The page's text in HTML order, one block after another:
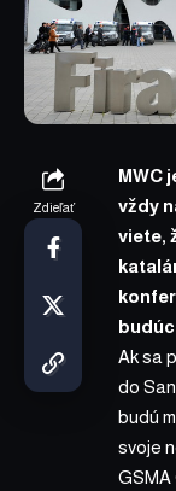
Zdieľať
MWC
vždy
viete,
Ak sa
do
budú
svoje